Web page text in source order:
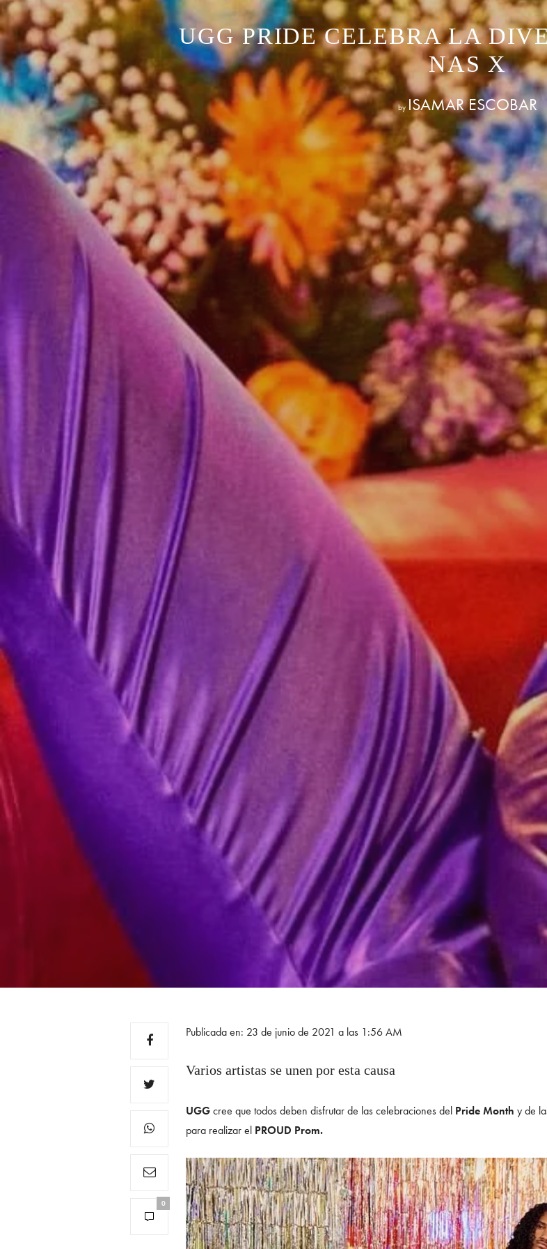
UGG PRIDE CELEBRA LA
NAS X
by ISAMAR ESCOBAR
0
Publicada en: 23 de junio de 2021 a las 1:56 AM
Varios artistas se unen por esta causa
UGGcree que todos deben disfrutar de las celebraciones del Pride Month y de
para realizar el PROUD Prom.